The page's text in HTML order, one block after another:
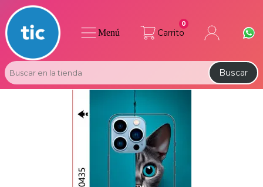
Carrito
0
Buscar
Menú